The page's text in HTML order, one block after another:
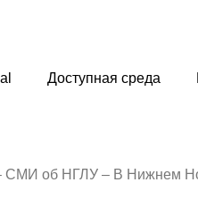
Доступная среда
СМИ об НГЛУ